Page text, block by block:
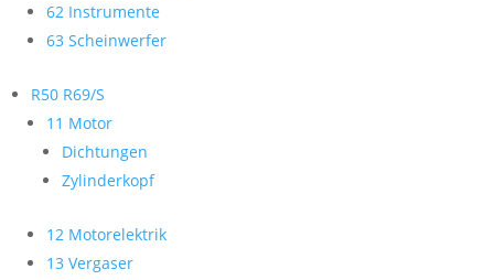
62 Instrumente
63 Scheinwerfer
R50 R69/S
11 Motor
Dichtungen
Zylinderkopf
12 Motorelektrik
13 Vergaser